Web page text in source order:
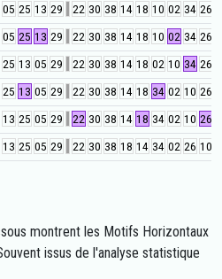
05 25 13 29 22 30 38 14 18 10 02 34 26
05 25 13 29 22 30 38 14 18 10 02 34 26
25 13 05 29 22 30 38 14 18 02 10 34 26
25 13 05 29 22 30 38 14 18 34 02 10 26
13 25 05 29 22 30 38 14 18 34 02 10 26
13 25 05 29 22 30 38 18 14 34 02 26 10
montrent les Motifs Horizontaux
issus de l'analyse statistique